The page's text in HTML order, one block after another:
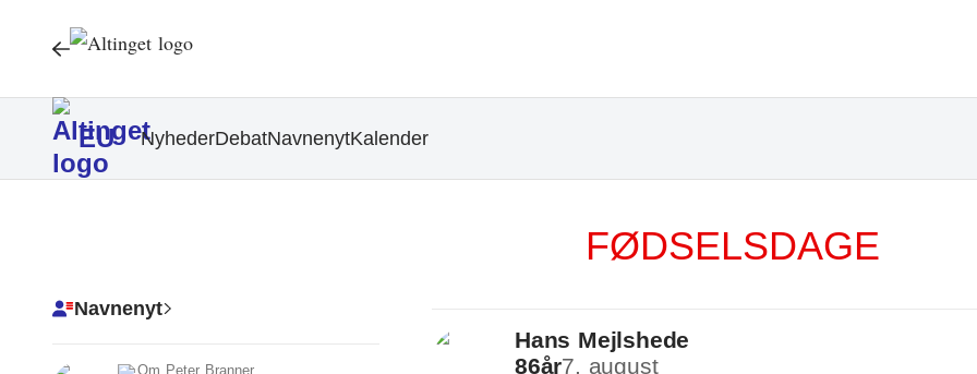
EU NyhederDebatNavnenytKalender
FØDSELSDAGE
Navnenyt
Om Peter Branner
Hans Mejlshede
86år7. august